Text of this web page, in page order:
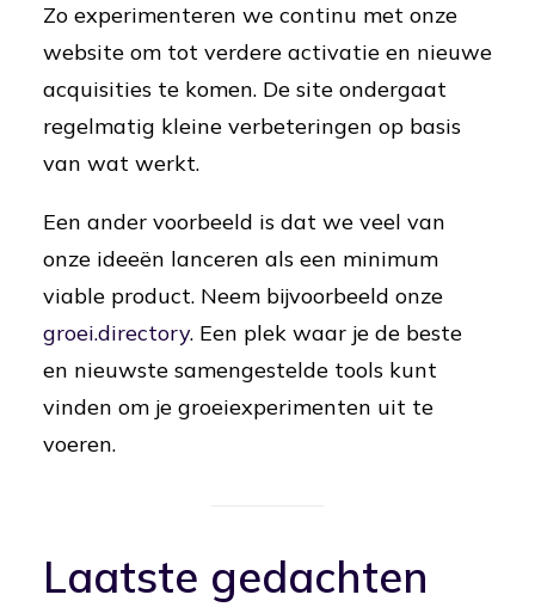
Zo experimenteren we continu met onze
website om tot verdere activatie en nieuwe
acquisities te komen. De site ondergaat
regelmatig kleine verbeteringen op basis
van wat werkt.
Een ander voorbeeld is dat we veel van
onze ideeën lanceren als een minimum
viable product. Neem bijvoorbeeld onze
groei.directory. Een plek waar je de beste
en nieuwste samengestelde tools kunt
vinden om je groeiexperimenten uit te
voeren.
Laatste gedachten